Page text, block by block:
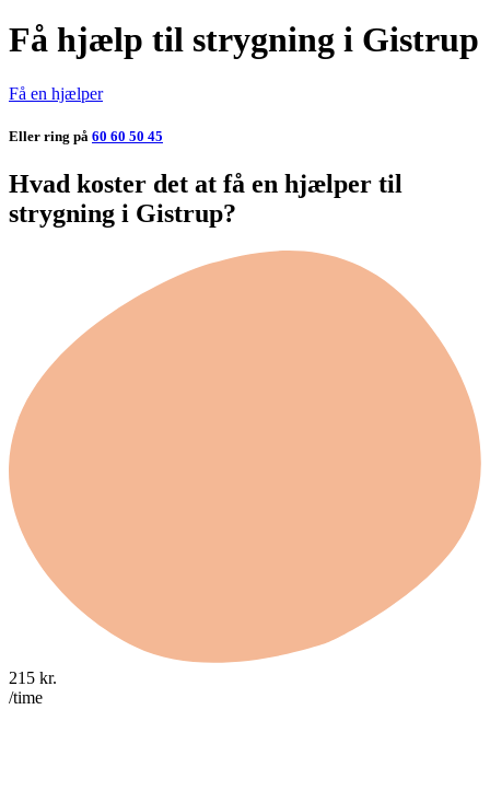
Få hjælp til strygning i Gistrup
Få en hjælper
Eller ring på 60 60 50 45
Hvad koster det at få en hjælper til
strygning i Gistrup?
215 kr.
/time